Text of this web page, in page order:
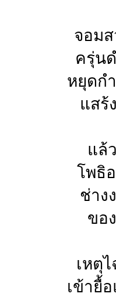
จอม
ครุ่น
หยุดก
แสร้
แล้
โพธิ
ช่าง
ขอ
เหตุ
เข้ายื้